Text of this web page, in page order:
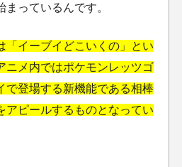
っているんです。
「イーブイどこいくの」とい
ニメ内ではポケモンレッツゴ
で登場する新機能である相棒
アピールするものとなってい